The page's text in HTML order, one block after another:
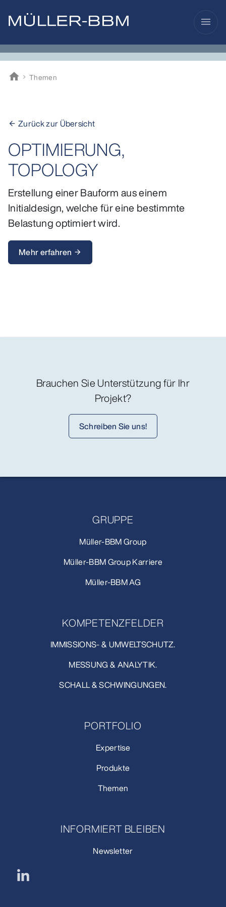
menu
home
Müller-BBM
Themen
arrow_back Zurück zur Übersicht
OPTIMIERUNG,
TOPOLOGY
Erstellung einer Bauform aus einem
Initialdesign, welche für eine bestimmte
Belastung optimiert wird.
Mehr erfahren arrow_forward
Brauchen Sie Unterstützung für Ihr
Projekt?
Schreiben Sie uns!
GRUPPE
Müller-BBM Group
Müller-BBM Group Karriere
Müller-BBM AG
KOMPETENZFELDER
IMMISSIONS- & UMWELTSCHUTZ.
MESSUNG & ANALYTIK.
SCHALL & SCHWINGUNGEN.
PORTFOLIO
Expertise
Produkte
Themen
INFORMIERT BLEIBEN
Newsletter